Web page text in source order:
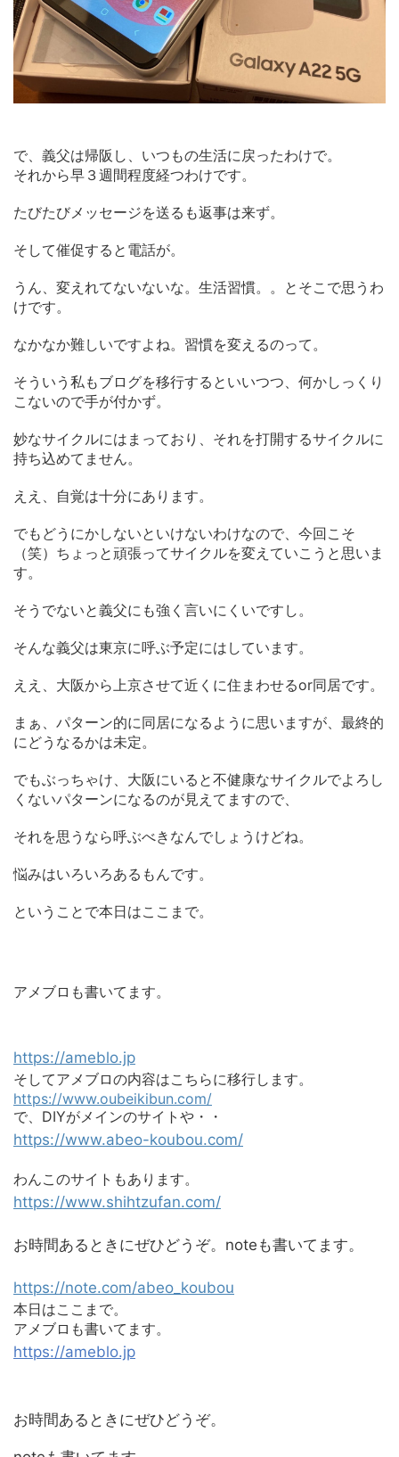
で、義父は帰阪し、いつもの生活に戻ったわけで。
それから早３週間程度経つわけです。
たびたびメッセージを送るも返事は来ず。
そして催促すると電話が。
うん、変えれてないないな。生活習慣。。とそこで思うわ
けです。
なかなか難しいですよね。習慣を変えるのって。
そういう私もブログを移行するといいつつ、何かしっくり
こないので手が付かず。
妙なサイクルにはまっており、それを打開するサイクルに
持ち込めてません。
ええ、自覚は十分にあります。
でもどうにかしないといけないわけなので、今回こそ
（笑）ちょっと頑張ってサイクルを変えていこうと思いま
す。
そうでないと義父にも強く言いにくいですし。
そんな義父は東京に呼ぶ予定にはしています。
ええ、大阪から上京させて近くに住まわせるor同居です。
まぁ、パターン的に同居になるように思いますが、最終的
にどうなるかは未定。
でもぶっちゃけ、大阪にいると不健康なサイクルでよろし
くないパターンになるのが見えてますので、
それを思うなら呼ぶべきなんでしょうけどね。
悩みはいろいろあるもんです。
ということで本日はここまで。
アメブロも書いてます。
https://ameblo.jp
そしてアメブロの内容はこちらに移行します。
https://www.oubeikibun.com/
で、DIYがメインのサイトや・・
https://www.abeo-koubou.com/
わんこのサイトもあります。
https://www.shihtzufan.com/
お時間あるときにぜひどうぞ。noteも書いてます。
https://note.com/abeo_koubou
本日はここまで。
アメブロも書いてます。
https://ameblo.jp
お時間あるときにぜひどうぞ。